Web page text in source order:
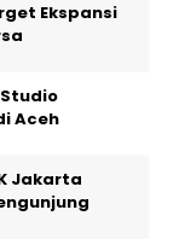
Ekspansi
Aceh
Jakarta